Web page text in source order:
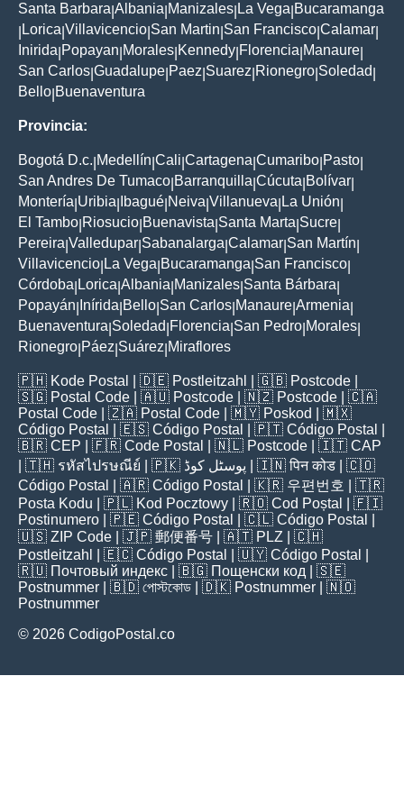
Santa Barbara Albania Manizales La Vega Bucaramanga
Lorica Villavicencio San Martin San Francisco Calamar
Inirida Popayan Morales Kennedy Florencia Manaure
San Carlos Guadalupe Paez Suarez Rionegro Soledad
Bello Buenaventura
Provincia:
Bogotá D.c. Medellín Cali Cartagena Cumaribo Pasto
San Andres De Tumaco Barranquilla Cúcuta Bolívar
Montería Uribia Ibagué Neiva Villanueva La Unión
El Tambo Riosucio Buenavista Santa Marta Sucre
Pereira Valledupar Sabanalarga Calamar San Martín
Villavicencio La Vega Bucaramanga San Francisco
Córdoba Lorica Albania Manizales Santa Bárbara
Popayán Inírida Bello San Carlos Manaure Armenia
Buenaventura Soledad Florencia San Pedro Morales
Rionegro Páez Suárez Miraflores
🇵🇭 Kode Postal | 🇩🇪 Postleitzahl | 🇬🇧 Postcode
🇸🇬 Postal Code | 🇦🇺 Postcode | 🇳🇿 Postcode | 🇨🇦
Postal Code | 🇿🇦 Postal Code | 🇲🇾 Poskod
| 🇲🇽
Código Postal
| 🇪🇸 Código Postal | 🇵🇹 Código Postal
🇧🇷 CEP | 🇫🇷 Code Postal | 🇳🇱 Postcode | 🇮🇹 CAP
| 🇹🇭 รหัสไปรษณีย์ | 🇵🇰 پوسٹل کوڈ | 🇮🇳पिन कोड | 🇨🇴
Código Postal
| 🇦🇷 Código Postal | 🇰🇷 우편번호
| 🇹🇷
Posta Kodu | 🇵🇱 Kod Pocztowy | 🇷🇴 Cod Poștal
| 🇫🇮
Postinumero | 🇵🇪 Código Postal | 🇨🇱 Código Postal
🇺🇸 ZIP Code | 🇯🇵 郵便番号 | 🇦🇹 PLZ | 🇨🇭
Postleitzahl
| 🇪🇨 Código Postal | 🇺🇾 Código Postal
🇷🇺 Почтовый индекс | 🇧🇬 Пощенски код | 🇸🇪
Postnummer | 🇧🇩 পোস্টকোড | 🇩🇰 Postnummer | 🇳🇴
Postnummer
© 2026 CodigoPostal.co